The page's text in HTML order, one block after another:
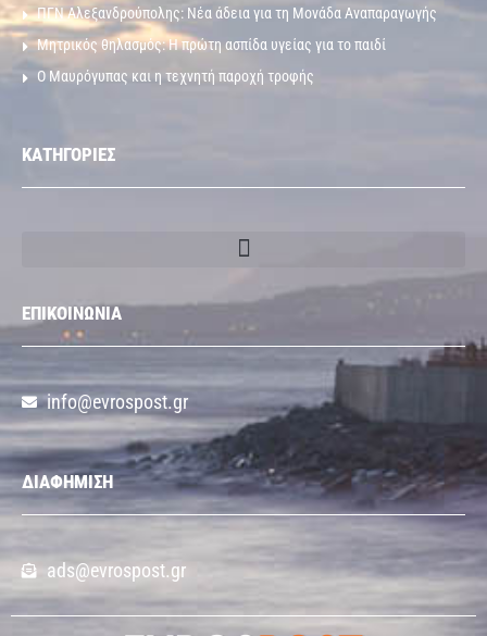
ΠΓΝ Αλεξανδρούπολης: Νέα άδεια για τη Μονάδα Αναπαραγωγής
Μητρικός θηλασμός: Η πρώτη ασπίδα υγείας για το παιδί
Ο Μαυρόγυπας και η τεχνητή παροχή τροφής
ΚΑΤΗΓΟΡΙΕΣ
ΕΠΙΚΟΙΝΩΝΙΑ
info@evrospost.gr
ΔΙΑΦΗΜΙΣΗ
ads@evrospost.gr